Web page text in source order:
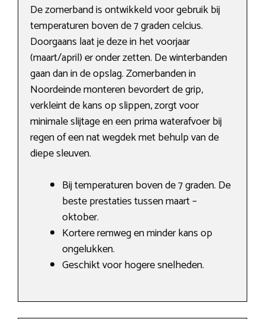
De zomerband is ontwikkeld voor gebruik bij
temperaturen boven de 7 graden celcius.
Doorgaans laat je deze in het voorjaar
(maart/april) er onder zetten. De winterbanden
gaan dan in de opslag. Zomerbanden in
Noordeinde monteren bevordert de grip,
verkleint de kans op slippen, zorgt voor
minimale slijtage en een prima waterafvoer bij
regen of een nat wegdek met behulp van de
diepe sleuven.
Bij temperaturen boven de 7 graden. De
beste prestaties tussen maart –
oktober.
Kortere remweg en minder kans op
ongelukken.
Geschikt voor hogere snelheden.